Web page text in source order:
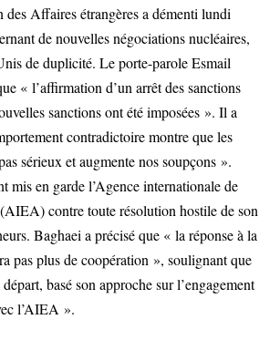
Affaires étrangères a démenti lundi
de nouvelles négociations nucléaires,
de duplicité. Le porte-parole Esmail
« l’affirmation d’un arrêt des sanctions
sanctions ont été imposées ». Il a
contradictoire montre que les
sérieux et augmente nos soupçons ».
mis en garde l’Agence internationale de
contre toute résolution hostile de son
Baghaei a précisé que « la réponse à la
pas plus de coopération », soulignant que
basé son approche sur l’engagement
l’AIEA ».